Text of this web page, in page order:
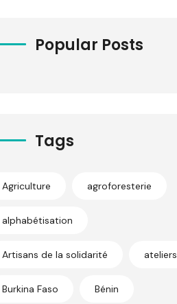
Popular Posts
Tags
Agriculture agroforesterie
alphabétisation
Artisans de la solidarité ateliers
Burkina Faso Bénin